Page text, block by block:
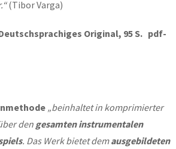
(Tibor Varga)
Original, 95 S. pdf-
„beinhaltet in komprimierter
den gesamten instrumentalen
. Das Werk bietet demausgebildeten